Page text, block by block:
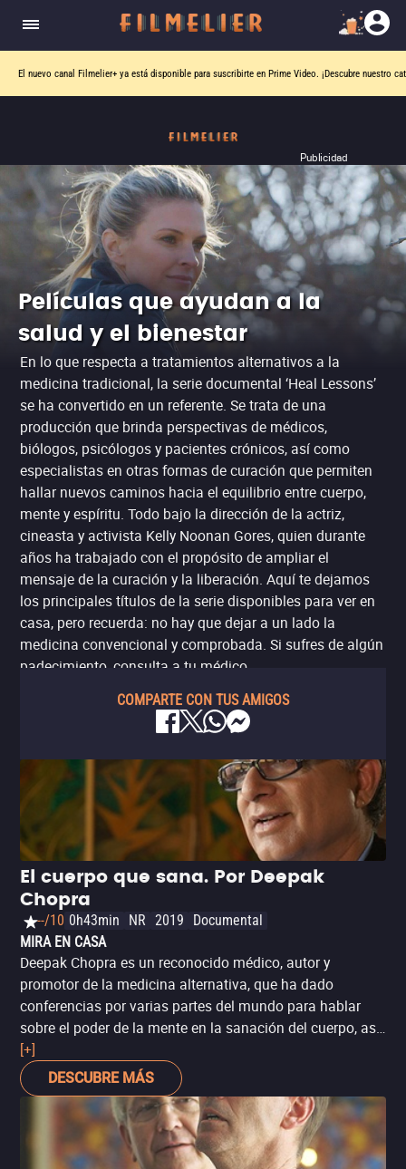
El nuevo canal Filmelier+ ya está disponible para suscribirte en Prime Video. ¡Descubre nuestro
Publicidad
Películas que ayudan a la
salud y el bienestar
En lo que respecta a tratamientos alternativos a la
medicina tradicional, la serie documental ‘Heal Lessons’
se ha convertido en un referente. Se trata de una
producción que brinda perspectivas de médicos,
biólogos, psicólogos y pacientes crónicos, así como
especialistas en otras formas de curación que permiten
hallar nuevos caminos hacia el equilibrio entre cuerpo,
mente y espíritu. Todo bajo la dirección de la actriz,
cineasta y activista Kelly Noonan Gores, quien durante
años ha trabajado con el propósito de ampliar el
mensaje de la curación y la liberación. Aquí te dejamos
los principales títulos de la serie disponibles para ver en
casa, pero recuerda: no hay que dejar a un lado la
medicina convencional y comprobada. Si sufres de algún
padecimiento, consulta a tu médico.
COMPARTE CON TUS AMIGOS
El cuerpo que sana. Por Deepak
Chopra
--/10 0h43min NR 2019
Documental
MIRA EN CASA
Deepak Chopra es un reconocido médico, autor y
promotor de la medicina alternativa, que ha dado
conferencias por varias partes del mundo para hablar
sobre el poder de la mente en la sanación del cuerpo, así
como el rol de las creencias y pensamientos en las
enfermedades. Como parte de la serie de documentales
‘Heal’, ‘El cuerpo que sana’ es una recopilación de
testimonios de pacientes y especialistas que cuyas
experiencias sostienen el argumento de Chopra. Sin
embargo, recuerda que en caso de sentir algún
[+]
DESCUBRE MÁS